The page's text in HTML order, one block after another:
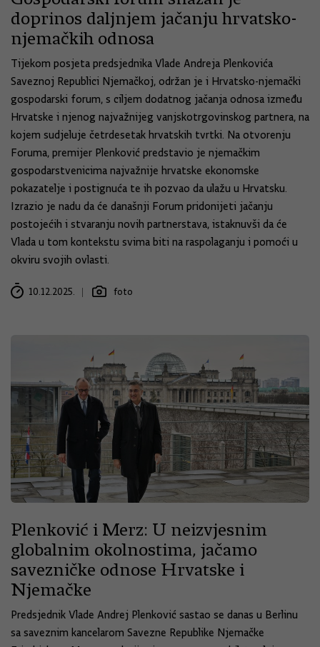
doprinos daljnjem jačanju hrvatsko-
njemačkih odnosa
Tijekom posjeta predsjednika Vlade Andreja Plenkovića
Saveznoj Republici Njemačkoj, održan je i Hrvatsko-njemački
gospodarski forum, s ciljem dodatnog jačanja odnosa između
Hrvatske i njenog najvažnijeg vanjskotrgovinskog partnera, na
kojem sudjeluje četrdesetak hrvatskih tvrtki. Na otvorenju
Foruma, premijer Plenković predstavio je njemačkim
gospodarstvenicima najvažnije hrvatske ekonomske
pokazatelje i postignuća te ih pozvao da ulažu u Hrvatsku.
Izrazio je nadu da će današnji Forum pridonijeti jačanju
postojećih i stvaranju novih partnerstava, istaknuvši da će
Vlada u tom kontekstu svima biti na raspolaganju i pomoći u
okviru svojih ovlasti.
10.12.2025. foto
Plenković i Merz: U neizvjesnim
globalnim okolnostima, jačamo
savezničke odnose Hrvatske i
Njemačke
Predsjednik Vlade Andrej Plenković sastao se danas u Berlinu
sa saveznim kancelarom Savezne Republike Njemačke